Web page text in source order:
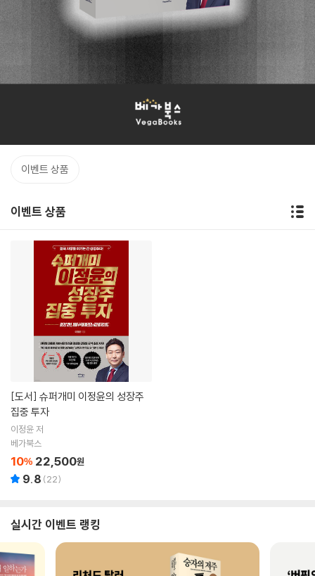
이벤트 상품
이벤트 상품
[도서]
집중 투자
이정윤 저
베가북스
10% 22,500원
9.8 (22)
실시간 이벤트 랭킹